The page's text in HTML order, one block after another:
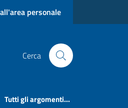
personale
Cerca
Tutti gli argomenti...